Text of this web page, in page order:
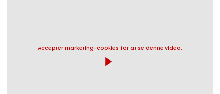
Accepter marketing-cookies for at se denne video.
play_arrow